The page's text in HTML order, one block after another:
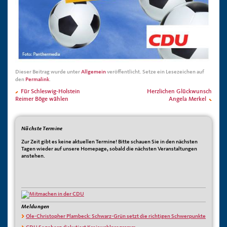
Dieser Beitrag wurde unterAllgemeinveröffentlicht. Setze ein Lesezeichen auf
den Permalink.
Für Schleswig-Holstein
Reimer Böge wählen
Herzlichen Glückwunsch
Angela Merkel
Nächste Termine
Zur Zeit gibt es keine aktuellen Termine! Bitte schauen Sie in den nächsten
Tagen wieder auf unsere Homepage, sobald die nächsten Veranstaltungen
anstehen.
Meldungen
Ole-Christopher Plambeck: Schwarz-Grün setzt die richtigen Schwerpunkte